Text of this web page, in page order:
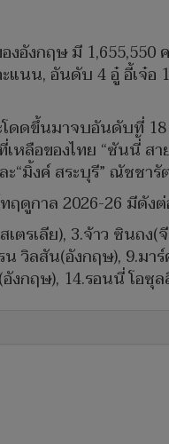
งกฤษ มี 1,655,550
แนน, อันดับ 4 อู๋ อี้เจ๋
ดดขึ้นมาจบอันดับที่
ลือของไทย “ซันนี่้ ส
“มิ้งค์ สระบุรี” ณัชชา
ฤดูกาล 2026-26 มีดัง
ตรเลีย), 3.จ้าว ซินถ
น วิลสัน(อังกฤษ), 9.ม
งกฤษ), 14.รอนนี่ โอ